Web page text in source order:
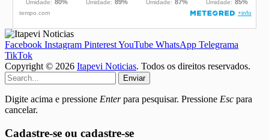
Facebook Instagram PinterestYouTube WhatsApp Telegrama
TikTok
Copyright © 2026 Itapevi Noticias. Todos os direitos reservados.
Enviar
Digite acima e pressione Enterpara pesquisar. Pressione Esc para
cancelar.
Cadastre-se ou cadastre-se